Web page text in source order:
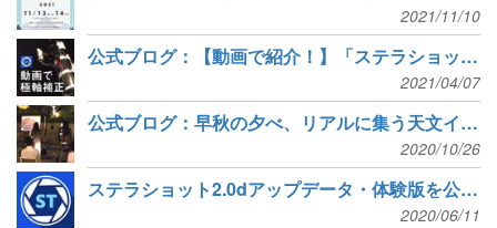
2021/11/10
公式ブログ：【動画で紹介！】「ステラショット2」の「極軸補正」
2021/04/07
公式ブログ：早秋の夕べ、リアルに集う天文イベント3つに参加！
2020/10/26
ステラショット2.0dアップデータ・体験版を公開 望遠鏡・カメラ制御の安定性向上など
2020/06/11